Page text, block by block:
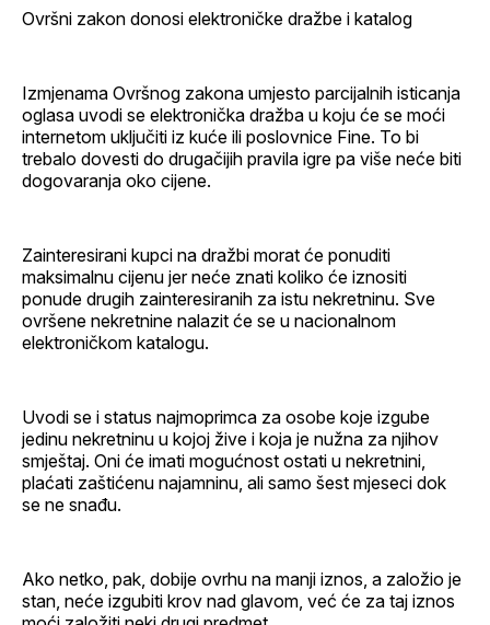
Ovršni zakon donosi elektroničke dražbe i katalog
Izmjenama Ovršnog zakona umjesto parcijalnih isticanja
oglasa uvodi se elektronička dražba u koju će se moći
internetom uključiti iz kuće ili poslovnice Fine. To bi
trebalo dovesti do drugačijih pravila igre pa više neće biti
dogovaranja oko cijene.
Zainteresirani kupci na dražbi morat će ponuditi
maksimalnu cijenu jer neće znati koliko će iznositi
ponude drugih zainteresiranih za istu nekretninu. Sve
ovršene nekretnine nalazit će se u nacionalnom
elektroničkom katalogu.
Uvodi se i status najmoprimca za osobe koje izgube
jedinu nekretninu u kojoj žive i koja je nužna za njihov
smještaj. Oni će imati mogućnost ostati u nekretnini,
plaćati zaštićenu najamninu, ali samo šest mjeseci dok
se ne snađu.
Ako netko, pak, dobije ovrhu na manji iznos, a založio je
stan, neće izgubiti krov nad glavom, već će za taj iznos